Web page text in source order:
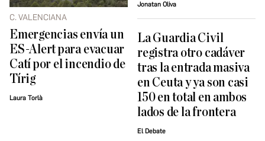
C. VALENCIANA
Emergencias envía un
ES-Alert para evacuar
Catí por el incendio de
Tírig
Laura Torlà
Jonatan Oliva
La Guardia Civil
registra otro cadáver
tras la entrada masiva
en Ceuta y ya son casi
150 en total en ambos
lados de la frontera
El Debate